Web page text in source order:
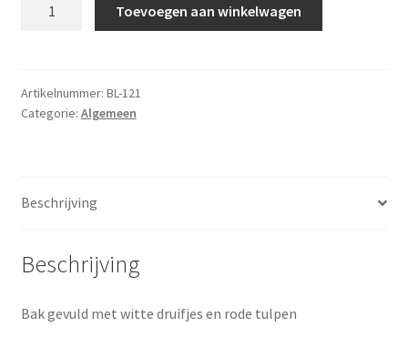
Toevoegen aan winkelwagen
Artikelnummer: BL-121
Categorie: Algemeen
Beschrijving
Beschrijving
Bak gevuld met witte druifjes en rode tulpen